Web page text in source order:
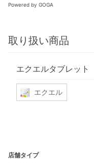
Powered by GOGA
取り扱い商品
エクエルタブレット
エクエル
店舗タイプ